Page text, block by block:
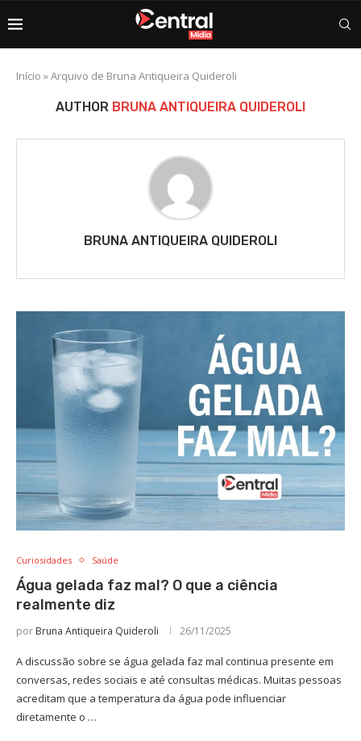
Início »Arquivo de Bruna Antiqueira Quideroli
AUTHOR BRUNA ANTIQUEIRA QUIDEROLI
BRUNA ANTIQUEIRA QUIDEROLI
Curiosidades Saúde
Água gelada faz mal? O que a ciência
realmente diz
por Bruna Antiqueira Quideroli 26/11/2025
A discussão sobre se água gelada faz mal continua presente em
conversas, redes sociais e até consultas médicas. Muitas pessoas
acreditam que a temperatura da água pode influenciar
diretamente o …